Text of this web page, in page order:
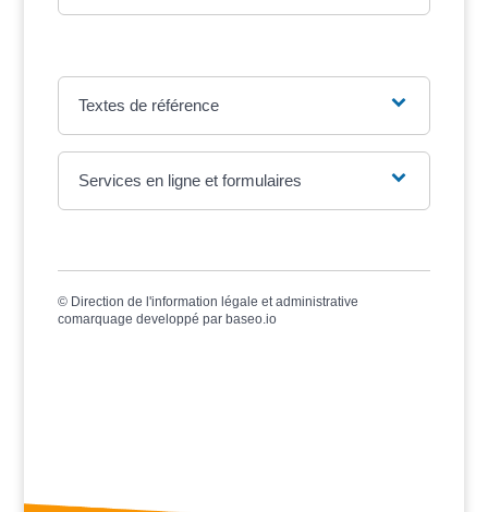
Textes de référence
Services en ligne et formulaires
© Direction de l'information légale et administrative
comarquage developpé par baseo.io